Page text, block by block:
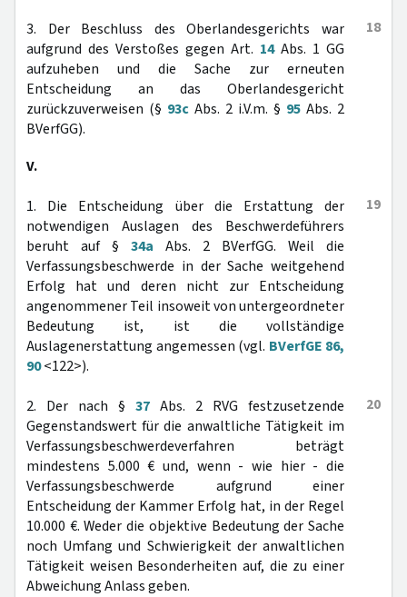
18
3. Der Beschluss des Oberlandesgerichts war
aufgrund des Verstoßes gegen Art. 14Abs. 1 GG
aufzuheben und die Sache zur erneuten
Entscheidung an das Oberlandesgericht
zurückzuverweisen (§ 93c Abs. 2 i.V.m. § 95 Abs. 2
BVerfGG).
V.
19
1. Die Entscheidung über die Erstattung der
notwendigen Auslagen des Beschwerdeführers
beruht auf § 34a Abs. 2 BVerfGG. Weil die
Verfassungsbeschwerde in der Sache weitgehend
Erfolg hat und deren nicht zur Entscheidung
angenommener Teil insoweit von untergeordneter
Bedeutung ist, ist die vollständige
Auslagenerstattung angemessen (vgl. BVerfGE 86,
90<122>).
20
2. Der nach § 37 Abs. 2 RVG festzusetzende
Gegenstandswert für die anwaltliche Tätigkeit im
Verfassungsbeschwerdeverfahren beträgt
mindestens 5.000 € und, wenn - wie hier - die
Verfassungsbeschwerde aufgrund einer
Entscheidung der Kammer Erfolg hat, in der Regel
10.000 €. Weder die objektive Bedeutung der Sache
noch Umfang und Schwierigkeit der anwaltlichen
Tätigkeit weisen Besonderheiten auf, die zu einer
Abweichung Anlass geben.